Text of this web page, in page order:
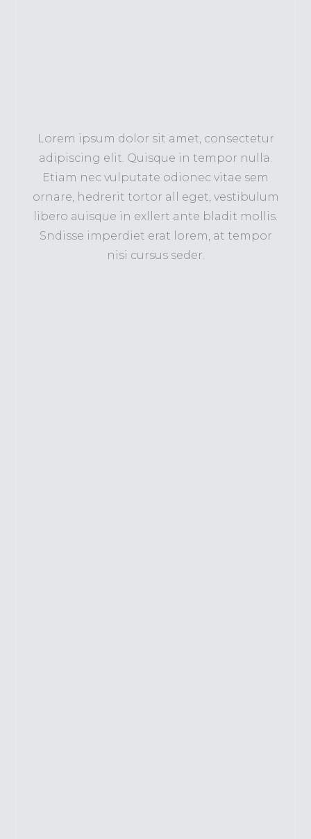
Lorem ipsum dolor sit amet, consectetur
adipiscing elit. Quisque in tempor nulla.
Etiam nec vulputate odionec vitae sem
ornare, hedrerit tortor all eget, vestibulum
libero auisque in exllert ante bladit mollis.
Sndisse imperdiet erat lorem, at tempor
nisi cursus seder.